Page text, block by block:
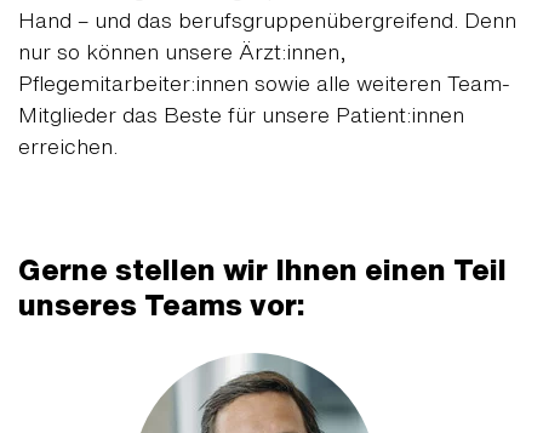
Hand – und das berufsgruppenübergreifend. Denn
nur so können unsere Ärzt:innen,
Pflegemitarbeiter:innen sowie alle weiteren Team-
Mitglieder das Beste für unsere Patient:innen
erreichen.
Gerne stellen wir Ihnen einen Teil
unseres Teams vor: